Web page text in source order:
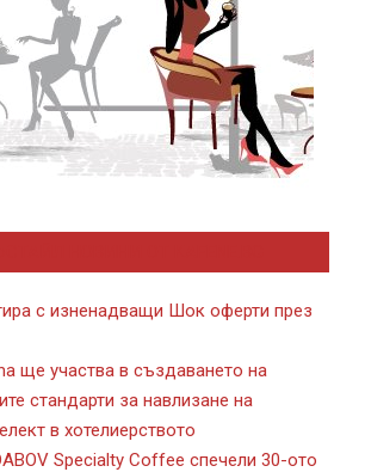
с изненадващи Шок оферти през
ще участва в създаването на
стандарти за навлизане на
в хотелиерството
Specialty Coffee спечели 30-ото